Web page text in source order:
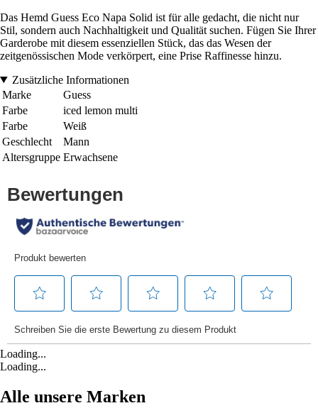
Das Hemd Guess Eco Napa Solid ist für alle gedacht, die nicht nur
Stil, sondern auch Nachhaltigkeit und Qualität suchen. Fügen Sie Ihrer
Garderobe mit diesem essenziellen Stück, das das Wesen der
zeitgenössischen Mode verkörpert, eine Prise Raffinesse hinzu.
Zusätzliche Informationen
Marke
Guess
Farbe
iced lemon multi
Farbe
Weiß
Geschlecht
Mann
Altersgruppe Erwachsene
Loading...
Loading...
Alle unsere Marken